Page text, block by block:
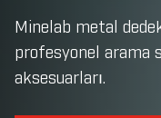
Minelab metal
profesyonel arama
aksesuarları.